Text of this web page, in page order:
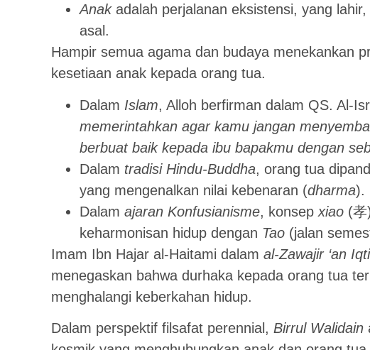
Anakadalah perjalanan eksistensi, yang
asal.
Hampir semua agama dan budaya menekankan
kesetiaan anak kepada orang tua.
Dalam Islam, Alloh berfirman dalam QS. Al-
memerintahkan agar kamu jangan
berbuat baik kepada ibu bapakmu dengan
Dalam tradisi Hindu-Buddha, orang tua
yang mengenalkan nilai kebenaran (dharma).
Dalam ajaran Konfusianisme, konsep xiao (
keharmonisan hidup dengan Tao (jalan
Imam Ibn Hajar al-Haitami dalam al-Zawajir ‘an
menegaskan bahwa durhaka kepada orang tua
menghalangi keberkahan hidup.
Dalam perspektif filsafat perennial, Birrul Walidain